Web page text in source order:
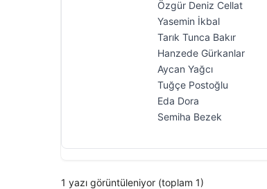
Özgür Deniz Cellat
Yasemin İkbal
Tarık Tunca Bakır
Hanzede Gürkanlar
Aycan Yağcı
Tuğçe Postoğlu
⁠⁠Eda Dora
Semiha Bezek
1 yazı görüntüleniyor (toplam 1)